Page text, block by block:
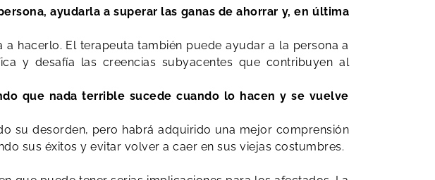
ayudarla a superar las ganas de ahorrar y, en última
hacerlo. El terapeuta también puede ayudar a la persona a
y desafía las creencias subyacentes que contribuyen al
que nada terrible sucede cuando lo hacen y se vuelve
su desorden, pero habrá adquirido una mejor comprensión
sus éxitos y evitar volver a caer en sus viejas costumbres.